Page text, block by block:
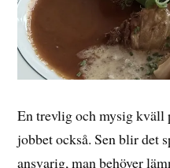
En trevlig och mysig kväll
jobbet också. Sen blir det
ansvarig, man behöver